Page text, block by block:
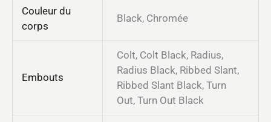
Couleur du
corps
Black, Chromée
Embouts
Colt, Colt Black, Radius,
Radius Black, Ribbed Slant,
Ribbed Slant Black, Turn
Out, Turn Out Black